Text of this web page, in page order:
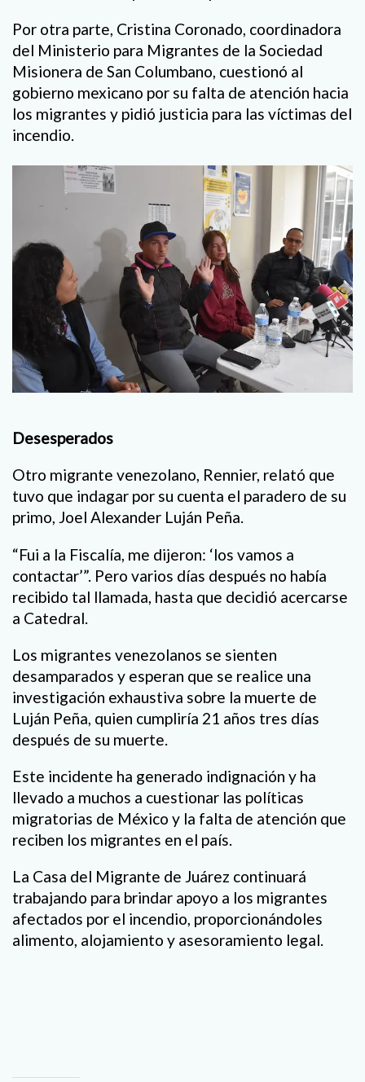
Por otra parte, Cristina Coronado, coordinadora
del Ministerio para Migrantes de la Sociedad
Misionera de San Columbano, cuestionó al
gobierno mexicano por su falta de atención hacia
los migrantes y pidió justicia para las víctimas del
incendio.
Desesperados
Otro migrante venezolano, Rennier, relató que
tuvo que indagar por su cuenta el paradero de su
primo, Joel Alexander Luján Peña.
“Fui a la Fiscalía, me dijeron: ‘los vamos a
contactar’”. Pero varios días después no había
recibido tal llamada, hasta que decidió acercarse
a Catedral.
Los migrantes venezolanos se sienten
desamparados y esperan que se realice una
investigación exhaustiva sobre la muerte de
Luján Peña, quien cumpliría 21 años tres días
después de su muerte.
Este incidente ha generado indignación y ha
llevado a muchos a cuestionar las políticas
migratorias de México y la falta de atención que
reciben los migrantes en el país.
La Casa del Migrante de Juárez continuará
trabajando para brindar apoyo a los migrantes
afectados por el incendio, proporcionándoles
alimento, alojamiento y asesoramiento legal.